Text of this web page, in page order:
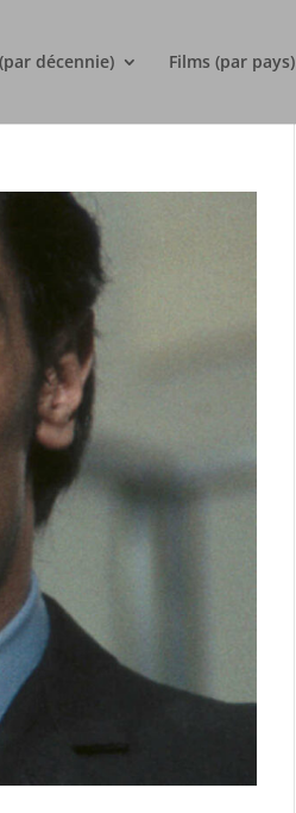
décennie) Films (par pays)